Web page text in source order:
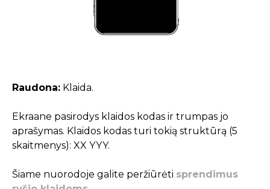
Raudona: Klaida.
Ekraane pasirodys klaidos kodas ir trumpas jo
aprašymas. Klaidos kodas turi tokią struktūrą (5
skaitmenys): XX YYY.
Šiame nuorodoje galite peržiūrėti sprendimus